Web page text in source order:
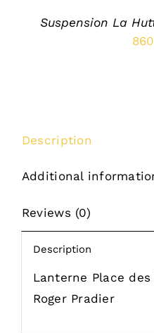
Suspension La
860
Description
Additional
Reviews (0)
Description
Lanterne Place des
Roger Pradier